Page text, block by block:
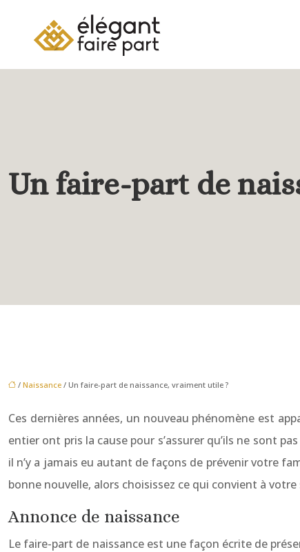
Un faire-part de
/ Naissance / Un faire-part de naissance, vraiment utile ?
Ces dernières années, un nouveau phénomène est
entier ont pris la cause pour s’assurer qu’ils ne sont
il n’y a jamais eu autant de façons de prévenir votre
bonne nouvelle, alors choisissez ce qui convient à
Annonce de naissance
Le faire-part de naissance est une façon écrite de